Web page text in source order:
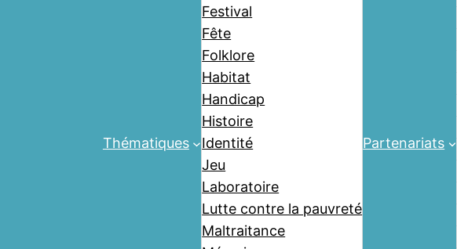
Thématiques
Festival
Fête
Folklore
Habitat
Handicap
Histoire
Identité
Jeu
Laboratoire
Lutte contre la pauvreté
Maltraitance
Partenariats